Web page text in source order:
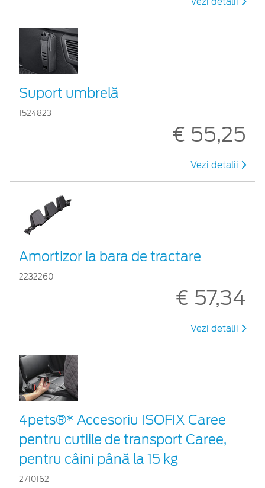
Suport umbrelă
1524823
€ 55,25
Vezi detalii
Amortizor la bara de tractare
2232260
€ 57,34
Vezi detalii
4pets®* Accesoriu ISOFIX Caree
pentru cutiile de transport Caree,
pentru câini până la 15 kg
2710162